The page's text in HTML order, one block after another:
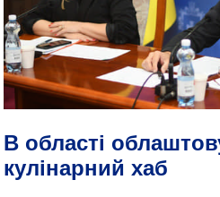
В області
кулінарний хаб